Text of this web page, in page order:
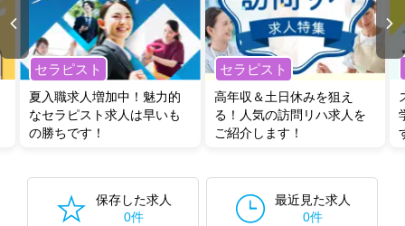
セラピスト
夏入職求人増加中！魅力的
なセラピスト求人は早いも
の勝ちです！
セラピスト
高年収＆土日休みを狙え
る！人気の訪問リハ求人を
ご紹介します！
保存した求人
0件
最近見た求人
0件